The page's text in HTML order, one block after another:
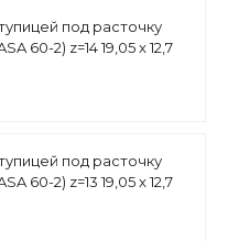
под расточку
60-2) z=14 19,05 x 12,7
под расточку
60-2) z=13 19,05 x 12,7